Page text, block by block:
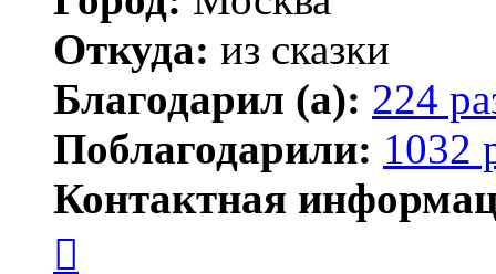
Откуда: из сказки
Благодарил (а): 224
Поблагодарили: 1032
Контактная